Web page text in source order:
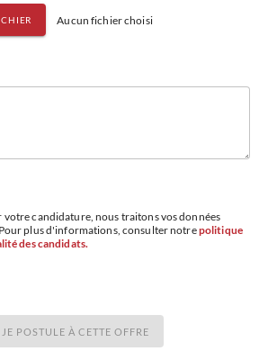
Aucun fichier choisi
votre candidature, nous traitons vos données
plus d'informations, consulter notrepolitique
des candidats.
JE POSTULE À CETTE OFFRE